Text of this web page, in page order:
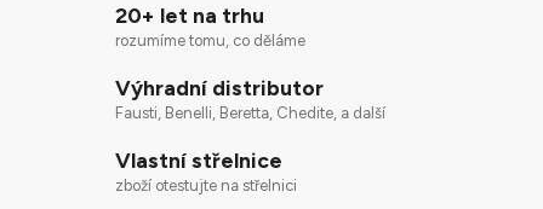
í
p
r
v
k
y
í
20+ let na trhu
rozumíme tomu, co děláme
Výhradní distributor
Fausti, Benelli, Beretta, Chedite, a další
Vlastní střelnice
zboží otestujte na střelnici